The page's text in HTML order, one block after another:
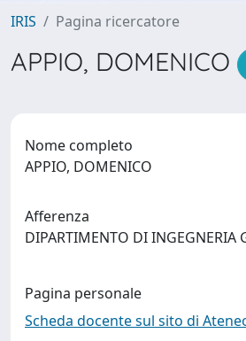
IRIS Pagina ricercatore
APPIO, DOMENICO
Nome completo
APPIO, DOMENICO
Afferenza
DIPARTIMENTO DI INGEGNERIA
Pagina personale
Scheda docente sul sito di